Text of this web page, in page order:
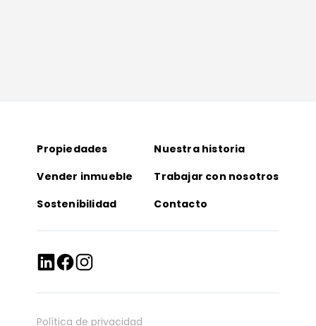
Propiedades
Nuestra historia
Vender inmueble
Trabajar con nosotros
Sostenibilidad
Contacto
Política de privacidad